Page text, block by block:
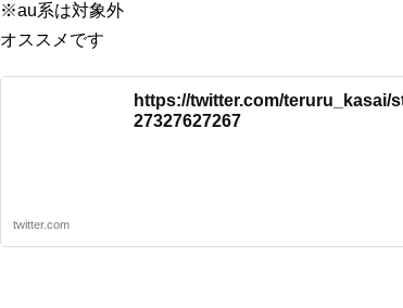
※au系は対象外
オススメです
https://twitter.com/teruru_kasai/
27327627267
twitter.com